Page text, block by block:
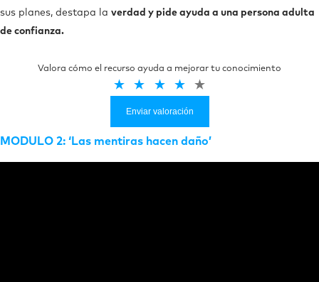
sus planes, destapa la verdad y pide ayuda a una persona adulta
de confianza.
Valora cómo el recurso ayuda a mejorar tu conocimiento
Enviar valoración
MODULO 2: ‘Las mentiras hacen daño’